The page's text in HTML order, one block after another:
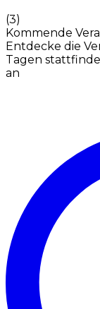
(3)
Kommende
Entdecke die
Tagen
an